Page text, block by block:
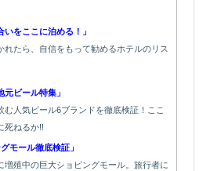
いをここに泊める！」
れたら、自信をもって勧めるホテルのリス
元ビール特集」
む人気ビール6ブランドを徹底検証！ここ
死ねるか!!
モール徹底検証」
増殖中の巨大ショピングモール。旅行者に